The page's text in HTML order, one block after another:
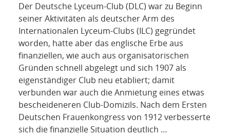
Der Deutsche Lyceum-Club (DLC) war zu Beginn
seiner Aktivitäten als deutscher Arm des
Internationalen Lyceum-Clubs (ILC) gegründet
worden, hatte aber das englische Erbe aus
finanziellen, wie auch aus organisatorischen
Gründen schnell abgelegt und sich 1907 als
eigenständiger Club neu etabliert; damit
verbunden war auch die Anmietung eines etwas
bescheideneren Club-Domizils. Nach dem Ersten
Deutschen Frauenkongress von 1912 verbesserte
sich die finanzielle Situation deutlich …